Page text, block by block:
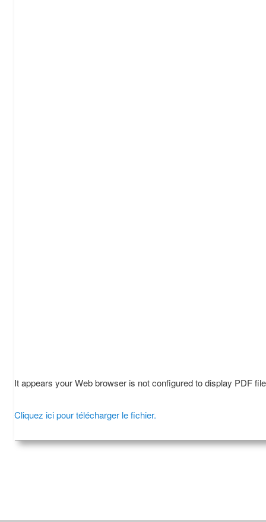
It appears your Web browser is not configured to display PDF
Cliquez ici pour télécharger le fichier.